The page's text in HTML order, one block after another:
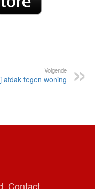
Volgende
afdak tegen woning
Contact